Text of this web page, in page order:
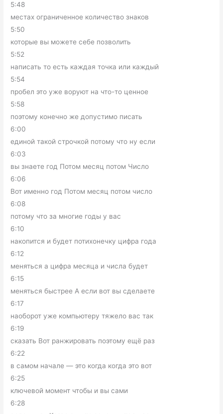
5:48
местах ограниченное количество знаков
5:50
которые вы можете себе позволить
5:52
написать то есть каждая точка или каждый
5:54
пробел это уже воруют на что-то ценное
5:58
поэтому конечно же допустимо писать
6:00
единой такой строчкой потому что ну если
6:03
вы знаете год Потом месяц потом Число
6:06
Вот именно год Потом месяц потом число
6:08
потому что за многие годы у вас
6:10
накопится и будет потихонечку цифра года
6:12
меняться а цифра месяца и числа будет
6:15
меняться быстрее А если вот вы сделаете
6:17
наоборот уже компьютеру тяжело вас так
6:19
сказать Вот ранжировать поэтому ещё раз
6:22
в самом начале — это когда когда это вот
6:25
ключевой момент чтобы и вы сами
6:28